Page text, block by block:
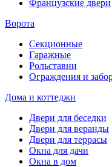
Французские двери
Ворота
Секционные
Гаражные
Рольставни
Ограждения и
Дома и коттеджи
Двери для беседки
Двери для веранды
Двери для террасы
Окна для дачи
Окна в дом